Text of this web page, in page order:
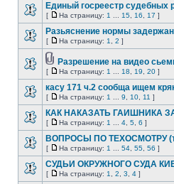
Единый госреестр
[ На страницу: 1 15 16 17 ]
Разьяснение нормы
[ На страницу: 1 2 ]
Разрешение на видео
[ На страницу: 1 18 19 20 ]
касу 171 ч.2 сообща ищем
[ На страницу: 1 9 10 11 ]
КАК НАКАЗАТЬ ГАИШНИКА
[ На страницу: 1 4 5 6 ]
ВОПРОСЫ ПО ТЕХОСМОТРУ
[ На страницу: 1 54 55 56 ]
СУДЬИ ОКРУЖНОГО СУДА
[ На страницу: 1 2 3 4 ]